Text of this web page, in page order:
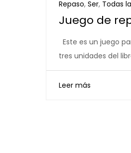
Repaso, Ser, Todas
Juego de
Este es un juego
tres unidades del
Leer más